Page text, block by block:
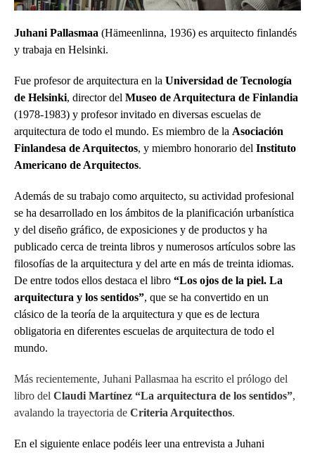
Juhani Pallasmaa (Hämeenlinna, 1936) es arquitecto finlandés
y trabaja en Helsinki.
Fue profesor de arquitectura en la Universidad de Tecnología
de Helsinki, director del Museo de Arquitectura de Finlandia
(1978-1983) y profesor invitado en diversas escuelas de
arquitectura de todo el mundo. Es miembro de la Asociación
Finlandesa de Arquitectos, y miembro honorario del Instituto
Americano de Arquitectos.
Además de su trabajo como arquitecto, su actividad profesional
se ha desarrollado en los ámbitos de la planificación urbanística
y del diseño gráfico, de exposiciones y de productos y ha
publicado cerca de treinta libros y numerosos artículos sobre las
filosofías de la arquitectura y del arte en más de treinta idiomas.
De entre todos ellos destaca el libro “Los ojos de la piel. La
arquitectura y los sentidos”, que se ha convertido en un
clásico de la teoría de la arquitectura y que es de lectura
obligatoria en diferentes escuelas de arquitectura de todo el
mundo.
Más recientemente, Juhani Pallasmaa ha escrito el prólogo del
libro del Claudi Martínez “La arquitectura de los sentidos”,
avalando la trayectoria de Criteria Arquitecthos.
En el siguiente enlace podéis leer una entrevista a Juhani